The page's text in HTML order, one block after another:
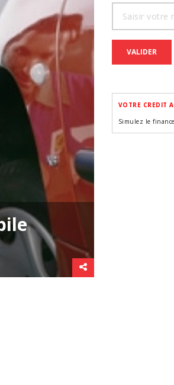
VALIDER
VOTRE CREDIT
Simulez le